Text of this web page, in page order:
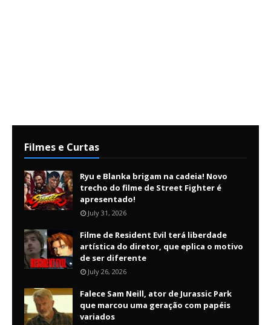
Filmes e Curtas
Ryu e Blanka brigam na cadeia! Novo
trecho do filme de Street Fighter é
apresentado!
July 31, 2026
Filme de Resident Evil terá liberdade
artística do diretor, que eplica o motivo
de ser diferente
July 26, 2026
Falece Sam Neill, ator de Jurassic Park
que marcou uma geração com papéis
variados